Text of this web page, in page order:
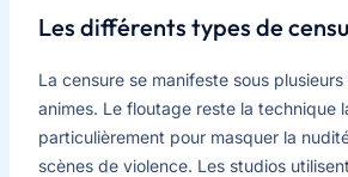
Les différents types de
La censure se manifeste sous
animes. Le floutage reste la technique
particulièrement pour masquer la
scènes de violence. Les studios